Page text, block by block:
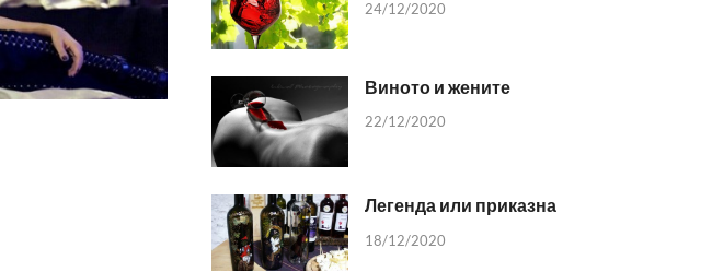
24/12/2020
Виното и жените
22/12/2020
Легенда или приказна
18/12/2020